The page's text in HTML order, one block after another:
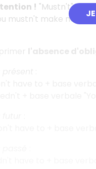
! "Mustn't"
mustn't make noise"